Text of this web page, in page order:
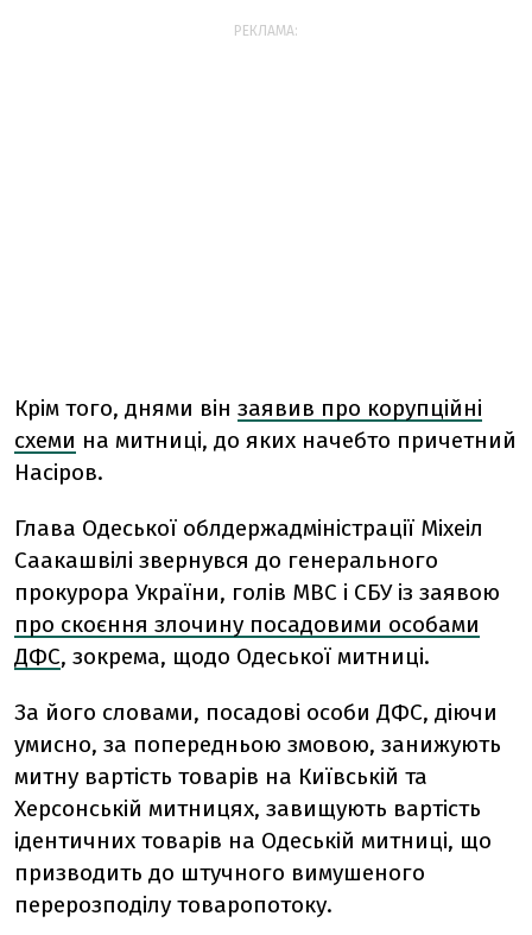
РЕКЛАМА:
Крім того, днями він заявив про корупційні
схеми на митниці, до яких начебто причетний
Насіров.
Глава Одеської облдержадміністрації Міхеіл
Саакашвілі звернувся до генерального
прокурора України, голів МВС і СБУ із заявою
про скоєння злочину посадовими особами
ДФС, зокрема, щодо Одеської митниці.
За його словами, посадові особи ДФС, діючи
умисно, за попередньою змовою, занижують
митну вартість товарів на Київській та
Херсонській митницях, завищують вартість
ідентичних товарів на Одеській митниці, що
призводить до штучного вимушеного
перерозподілу товаропотоку.